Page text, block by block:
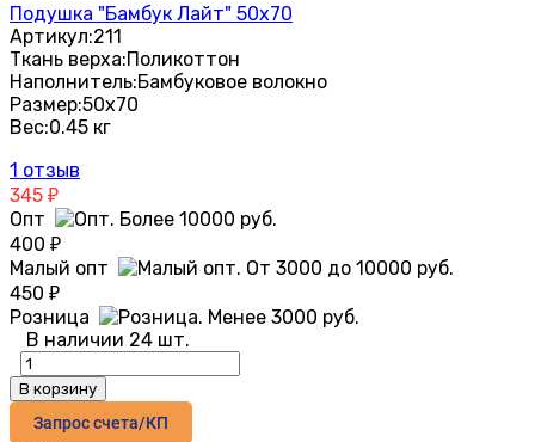
Подушка "Бамбук Лайт" 50х70
Артикул:211
Ткань верха:Поликоттон
Наполнитель:Бамбуковое волокно
Размер:50х70
Вес:0.45 кг
1 отзыв
345 ₽
Опт
400 ₽
Малый опт
450 ₽
Розница
В наличии 24 шт.
В корзину
Запрос счета/КП